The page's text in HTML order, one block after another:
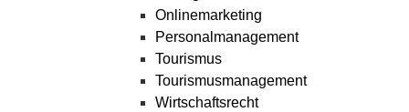
Onlinemarketing
Personalmanagement
Tourismus
Tourismusmanagement
Wirtschaftsrecht